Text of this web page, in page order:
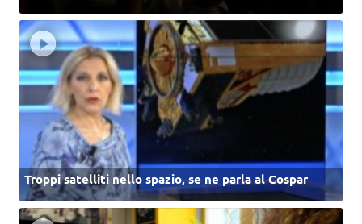
Troppi satelliti nello spazio, se ne parla al Cospar